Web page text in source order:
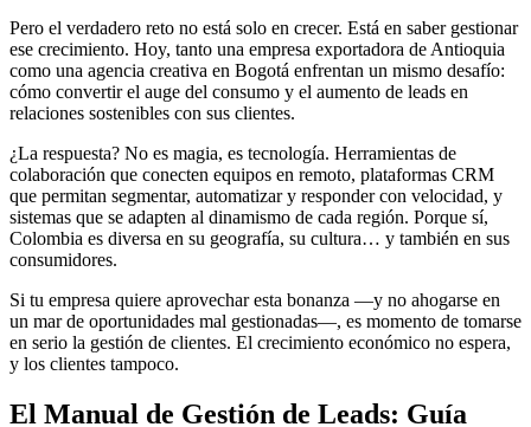
Pero el verdadero reto no está solo en crecer. Está en saber gestionar
ese crecimiento. Hoy, tanto una empresa exportadora de Antioquia
como una agencia creativa en Bogotá enfrentan un mismo desafío:
cómo convertir el auge del consumo y el aumento de leads en
relaciones sostenibles con sus clientes.
¿La respuesta? No es magia, es tecnología. Herramientas de
colaboración que conecten equipos en remoto, plataformas CRM
que permitan segmentar, automatizar y responder con velocidad, y
sistemas que se adapten al dinamismo de cada región. Porque sí,
Colombia es diversa en su geografía, su cultura… y también en sus
consumidores.
Si tu empresa quiere aprovechar esta bonanza —y no ahogarse en
un mar de oportunidades mal gestionadas—, es momento de tomarse
en serio la gestión de clientes. El crecimiento económico no espera,
y los clientes tampoco.
El Manual de Gestión de Leads: Guía